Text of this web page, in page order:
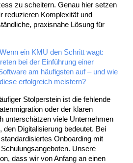
zu scheitern. Genau hier setzen
reduzieren Komplexität und
praxisnahe Lösung für
ein KMU den Schritt wagt:
bei der Einführung einer
am häufigsten auf – und wie
erfolgreich meistern?
Stolperstein ist die fehlende
oder der klaren
unterschätzen viele Unternehmen
den Digitalisierung bedeutet. Bei
Onboarding mit
Unsere
dass wir von Anfang an einen